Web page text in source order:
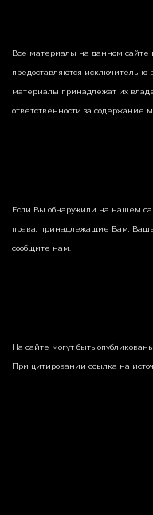
Все материалы на данном сайте
предоставляются
материалы принадлежат их
ответственности за содержание
Если Вы обнаружили на нашем
права, принадлежащие Вам,
сообщите нам.
На сайте могут быть
При цитировании ссылка на